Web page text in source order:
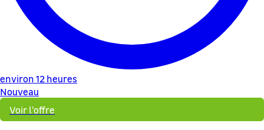
environ 12 heures
Nouveau
Voir l'offre